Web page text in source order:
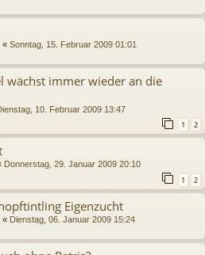
« Sonntag, 15. Februar 2009 01:01
wächst immer wieder an die
10. Februar 2009 13:47
1 2
Donnerstag, 29. Januar 2009 20:10
1 2
Eigenzucht
« Dienstag, 06. Januar 2009 15:24